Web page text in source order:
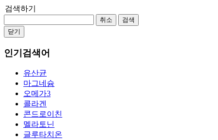
검색하기
취소
검색
닫기
인기검색어
유산균
마그네슘
오메가3
콜라겐
콘드로이친
멜라토닌
글루타치온